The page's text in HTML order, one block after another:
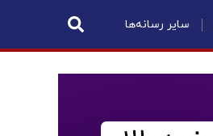
سایر رسانه‌ها